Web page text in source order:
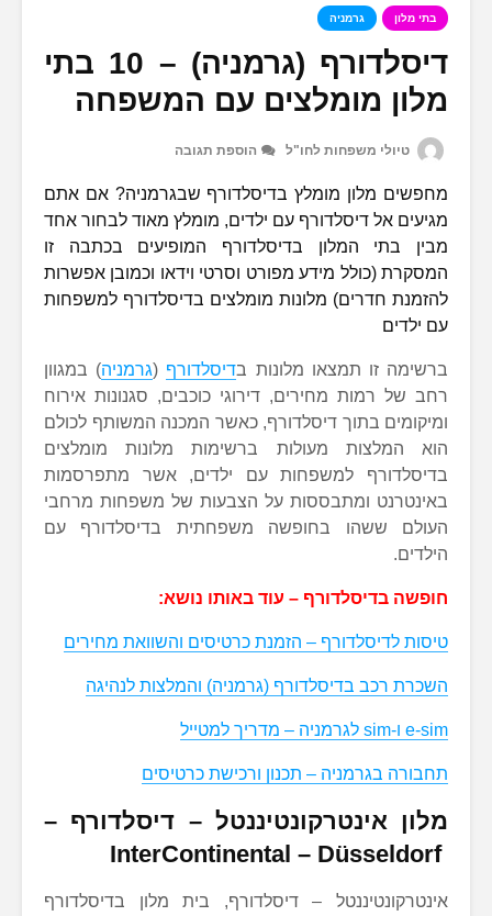
בתי מלון גרמניה
דיסלדורף (גרמניה) – 10 בתי
מלון מומלצים עם המשפחה
טיולי משפחות לחו"ל הוספת תגובה
מחפשים מלון מומלץ בדיסלדורף שבגרמניה? אם אתם
מגיעים אל דיסלדורף עם ילדים, מומלץ מאוד לבחור אחד
מבין בתי המלון בדיסלדורף המופיעים בכתבה זו
המסקרת (כולל מידע מפורט וסרטי וידאו וכמובן אפשרות
להזמנת חדרים) מלונות מומלצים בדיסלדורף למשפחות
עם ילדים
ברשימה זו תמצאו מלונות בדיסלדורף (גרמניה) במגוון
רחב של רמות מחירים, דירוגי כוכבים, סגנונות אירוח
ומיקומים בתוך דיסלדורף, כאשר המכנה המשותף לכולם
הוא המלצות מעולות ברשימות מלונות מומלצים
בדיסלדורף למשפחות עם ילדים, אשר מתפרסמות
באינטרנט ומתבססות על הצבעות של משפחות מרחבי
העולם ששהו בחופשה משפחתית בדיסלדורף עם
הילדים.
חופשה בדיסלדורף – עוד באותו נושא:
טיסות לדיסלדורף – הזמנת כרטיסים והשוואת מחירים
השכרת רכב בדיסלדורף (גרמניה) והמלצות לנהיגה
e-sim ו-sim לגרמניה – מדריך למטייל
תחבורה בגרמניה – תכנון ורכישת כרטיסים
מלון אינטרקונטיננטל – דיסלדורף –
InterContinental – Düsseldorf
אינטרקונטיננטל – דיסלדורף, בית מלון בדיסלדורף